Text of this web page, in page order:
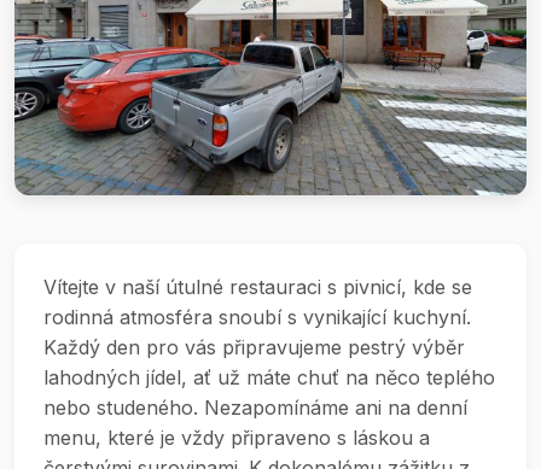
Vítejte v naší útulné restauraci s pivnicí, kde se
rodinná atmosféra snoubí s vynikající kuchyní.
Každý den pro vás připravujeme pestrý výběr
lahodných jídel, ať už máte chuť na něco teplého
nebo studeného. Nezapomínáme ani na denní
menu, které je vždy připraveno s láskou a